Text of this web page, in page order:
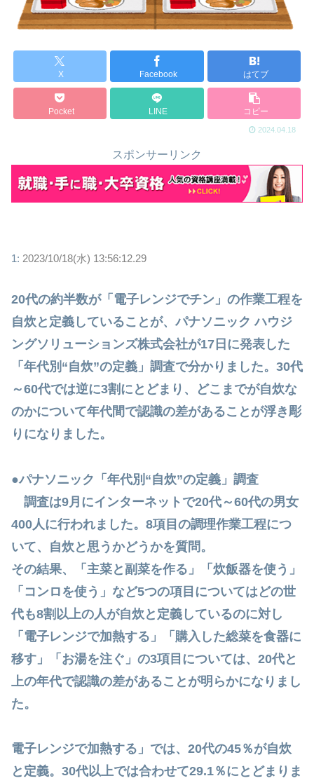
X Facebook はてブ
Pocket LINE コピー
2024.04.18
スポンサーリンク
1: 2023/10/18(水) 13:56:12.29
20代の約半数が「電子レンジでチン」の作業工程を
自炊と定義していることが、パナソニック ハウジ
ングソリューションズ株式会社が17日に発表した
「年代別“自炊”の定義」調査で分かりました。30代
～60代では逆に3割にとどまり、どこまでが自炊な
のかについて年代間で認識の差があることが浮き彫
りになりました。
●パナソニック「年代別“自炊”の定義」調査
調査は9月にインターネットで20代～60代の男女
400人に行われました。8項目の調理作業工程につ
いて、自炊と思うかどうかを質問。
その結果、「主菜と副菜を作る」「炊飯器を使う」
「コンロを使う」など5つの項目についてはどの世
代も8割以上の人が自炊と定義しているのに対し
「電子レンジで加熱する」「購入した総菜を食器に
移す」「お湯を注ぐ」の3項目については、20代と
上の年代で認識の差があることが明らかになりまし
た。
電子レンジで加熱する」では、20代の45％が自炊
と定義。30代以上では合わせて29.1％にとどまりま